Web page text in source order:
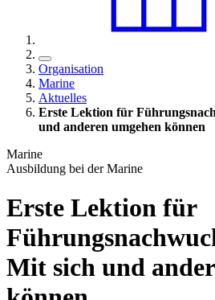
Organisation
Marine
Aktuelles
Erste Lektion für
und anderen umgehen können
Marine
Ausbildung bei der Marine
Erste Lektion für
Mit sich und